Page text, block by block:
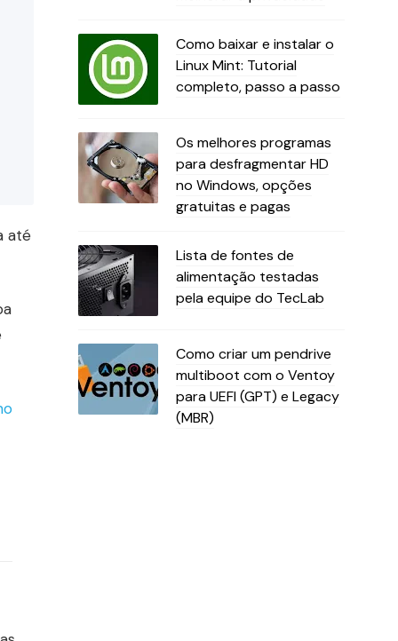
até
Como baixar e instalar o
Linux Mint: Tutorial
completo, passo a passo
Os melhores programas
para desfragmentar HD
no Windows, opções
gratuitas e pagas
Lista de fontes de
alimentação testadas
pela equipe do TecLab
Como criar um pendrive
multiboot com o Ventoy
para UEFI (GPT) e Legacy
(MBR)